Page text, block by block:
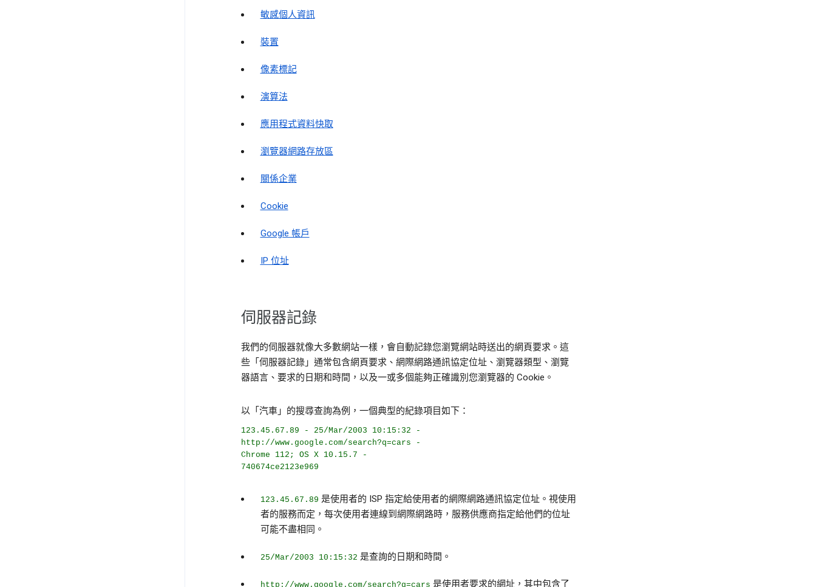
敏感個人資訊
裝置
像素標記
演算法
應用程式資料快取
瀏覽器網路存放區
關係企業
Cookie
Google 帳戶
IP 位址
伺服器記錄
我們的伺服器就像大多數網站一樣，會自動記錄您瀏覽網站時送出的網頁要求。這
些「伺服器記錄」通常包含網頁要求、網際網路通訊協定位址、瀏覽器類型、瀏覽
器語言、要求的日期和時間，以及一或多個能夠正確識別您瀏覽器的 Cookie。
以「汽車」的搜尋查詢為例，一個典型的紀錄項目如下：
123.45.67.89 - 25/Mar/2003 10:15:32 -
http://www.google.com/search?q=cars -
Chrome 112; OS X 10.15.7 -
740674ce2123e969
123.45.67.89 是使用者的 ISP 指定給使用者的網際網路通訊協定位址。視使用
者的服務而定，每次使用者連線到網際網路時，服務供應商指定給他們的位址
可能不盡相同。
25/Mar/2003 10:15:32 是查詢的日期和時間。
http://www.google.com/search?q=cars 是使用者要求的網址，其中包含了